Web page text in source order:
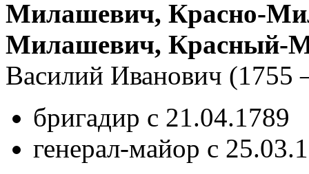
Милашевич, Красно-
Милашевич, Красный-
Василий Иванович (1755
бригадир с 21.04.1789
генерал-майор с